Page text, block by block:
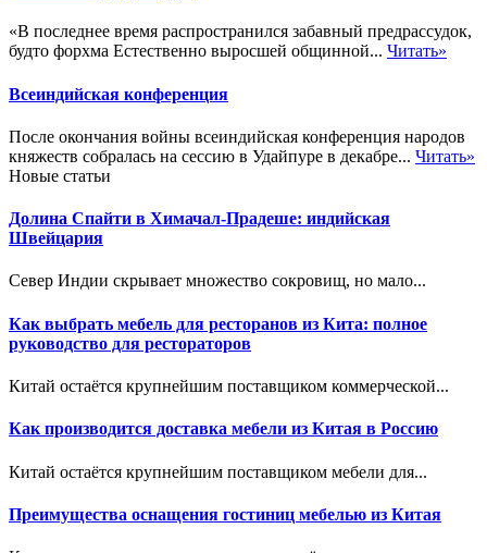
«В последнее время распространился забавный предрассудок,
будто форхма Естественно выросшей общинной... Читать»
Всеиндийская конференция
После окончания войны всеиндийская конференция народов
княжеств собралась на сессию в Удайпуре в декабре... Читать»
Новые статьи
Долина Спайти в Химачал-Прадеше: индийская
Швейцария
Север Индии скрывает множество сокровищ, но мало...
Как выбрать мебель для ресторанов из Кита: полное
руководство для рестораторов
Китай остаётся крупнейшим поставщиком коммерческой...
Как производится доставка мебели из Китая в Россию
Китай остаётся крупнейшим поставщиком мебели для...
Преимущества оснащения гостиниц мебелью из Китая